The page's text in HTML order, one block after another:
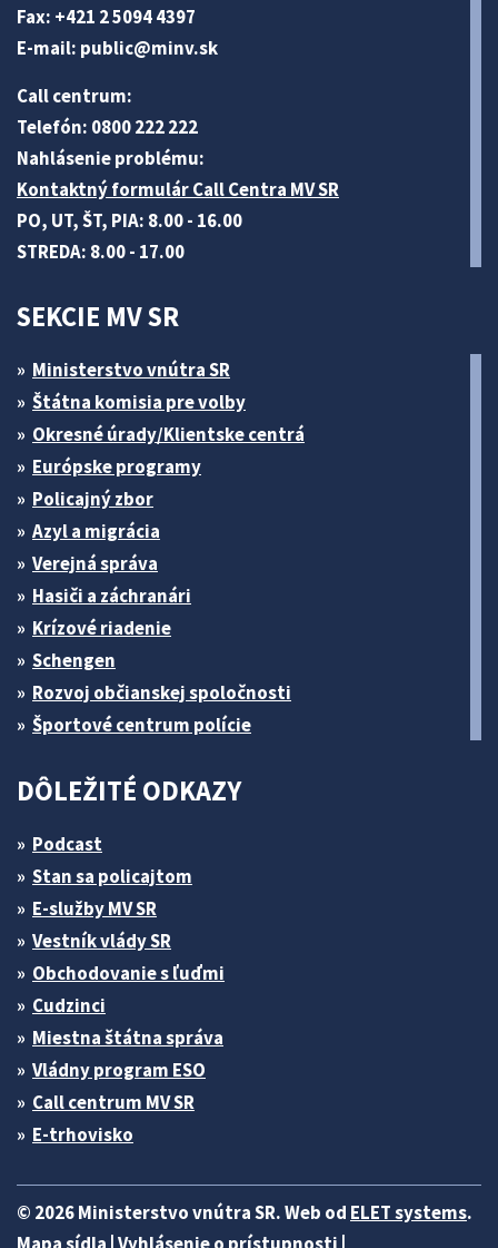
Fax: +421 2 5094 4397
E-mail: public@minv.sk
Call centrum:
Telefón: 0800 222 222
Nahlásenie problému:
Kontaktný formulár Call Centra MV SR
PO, UT, ŠT, PIA: 8.00 - 16.00
STREDA: 8.00 - 17.00
SEKCIE MV SR
Ministerstvo vnútra SR
Štátna komisia pre volby
Okresné úrady/Klientske centrá
Európske programy
Policajný zbor
Azyl a migrácia
Verejná správa
Hasiči a záchranári
Krízové riadenie
Schengen
Rozvoj občianskej spoločnosti
Športové centrum polície
DÔLEŽITÉ ODKAZY
Podcast
Stan sa policajtom
E-služby MV SR
Vestník vlády SR
Obchodovanie s ľuďmi
Cudzinci
Miestna štátna správa
Vládny program ESO
Call centrum MV SR
E-trhovisko
© 2026 Ministerstvo vnútra SR. Web od ELET systems.